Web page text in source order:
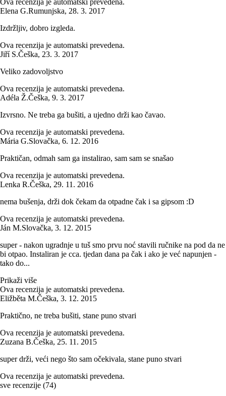
Ova recenzija je automatski prevedena.
Elena G.Rumunjska, 28. 3. 2017
Izdržljiv, dobro izgleda.
Ova recenzija je automatski prevedena.
Jiří S.Češka, 23. 3. 2017
Veliko zadovoljstvo
Ova recenzija je automatski prevedena.
Adéla Ž.Češka, 9. 3. 2017
Izvrsno. Ne treba ga bušiti, a ujedno drži kao čavao.
Ova recenzija je automatski prevedena.
Mária G.Slovačka, 6. 12. 2016
Praktičan, odmah sam ga instalirao, sam sam se snašao
Ova recenzija je automatski prevedena.
Lenka R.Češka, 29. 11. 2016
nema bušenja, drži dok čekam da otpadne čak i sa gipsom :D
Ova recenzija je automatski prevedena.
Ján M.Slovačka, 3. 12. 2015
super - nakon ugradnje u tuš smo prvu noć stavili ručnike na pod da ne
bi otpao. Instaliran je cca. tjedan dana pa čak i ako je već napunjen -
tako do...
Prikaži više
Ova recenzija je automatski prevedena.
Eližběta M.Češka, 3. 12. 2015
Praktično, ne treba bušiti, stane puno stvari
Ova recenzija je automatski prevedena.
Zuzana B.Češka, 25. 11. 2015
super drži, veći nego što sam očekivala, stane puno stvari
Ova recenzija je automatski prevedena.
sve recenzije (74)